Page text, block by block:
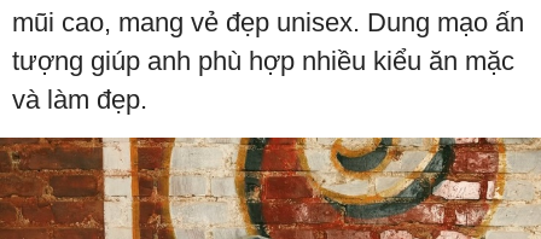
mũi cao, mang vẻ đẹp unisex. Dung mạo ấn
tượng giúp anh phù hợp nhiều kiểu ăn mặc
và làm đẹp.